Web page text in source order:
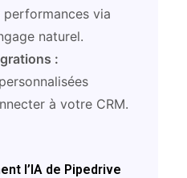
via
naturel.
:
à votre CRM.
l’IA de Pipedrive